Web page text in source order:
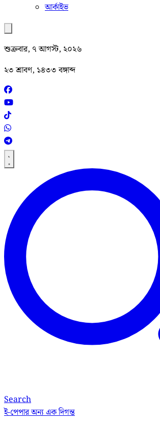
আর্কাইভ
শুক্রবার, ৭ আগস্ট, ২০২৬
২৩ শ্রাবণ, ১৪৩৩ বঙ্গাব্দ
Search
ই-পেপারঅন্য এক দিগন্ত